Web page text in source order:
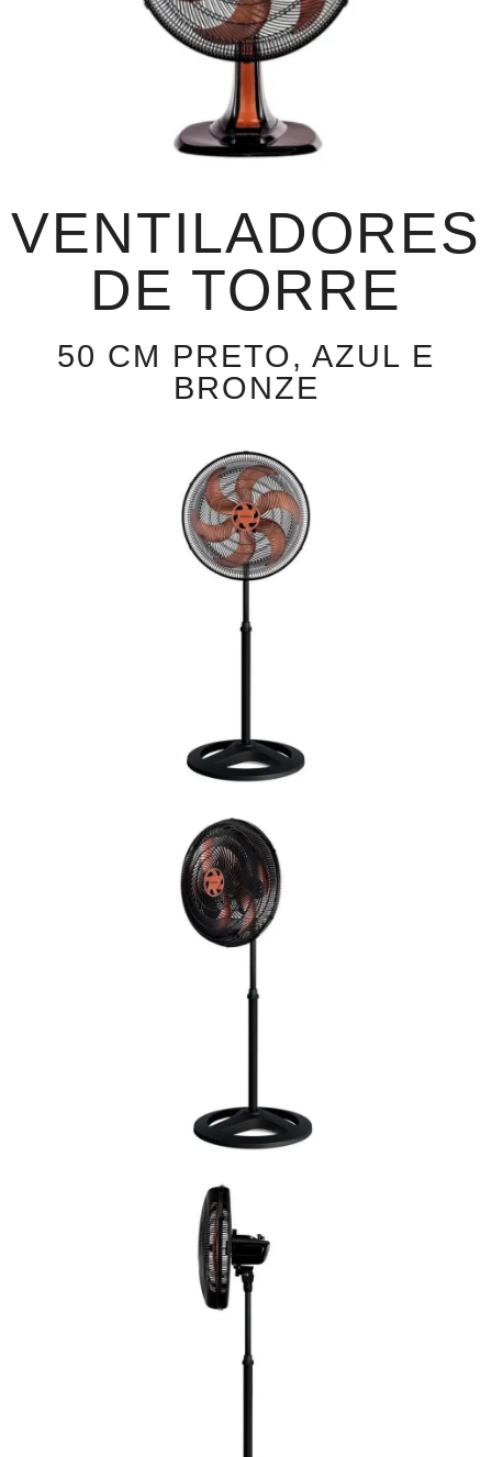
VENTILADORES
DE TORRE
50 CM PRETO, AZUL E
BRONZE